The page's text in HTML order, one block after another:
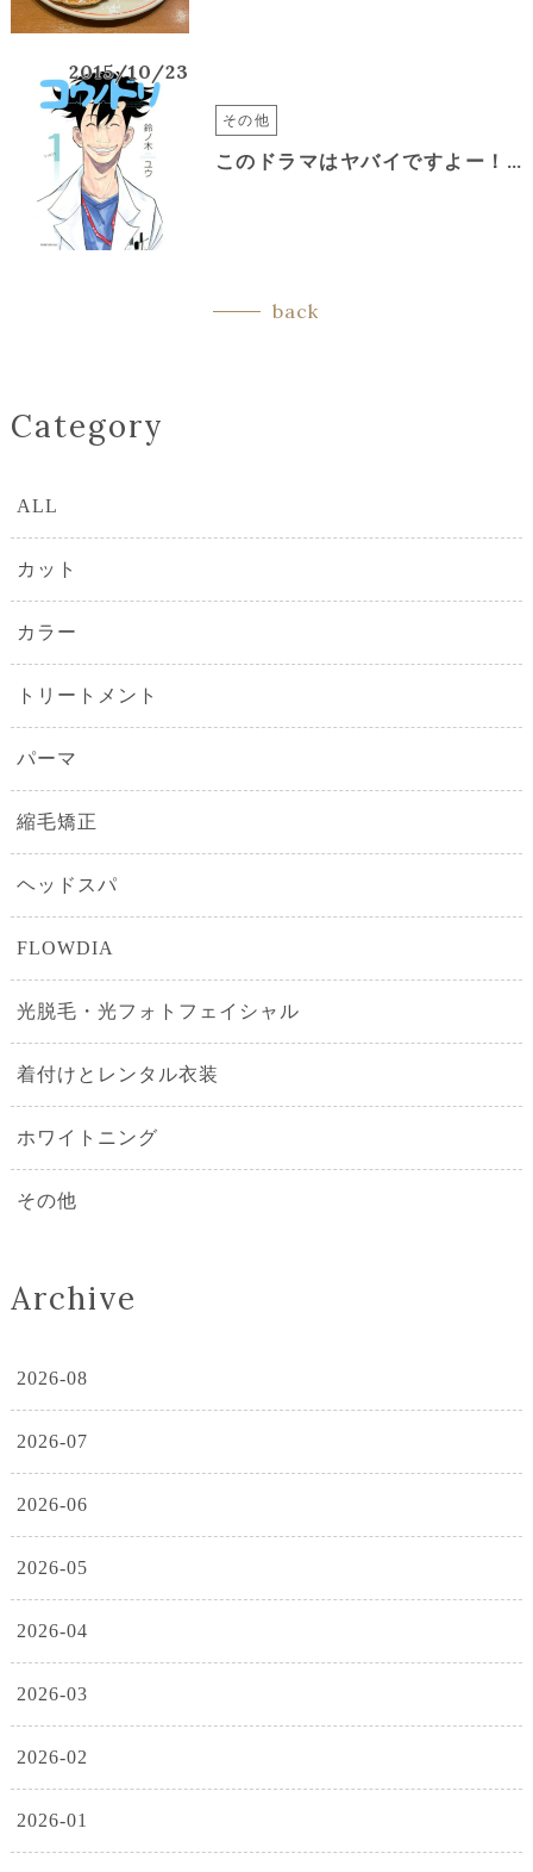
2015/10/23
その他
このドラマはヤバイですよー！！
back
Category
ALL
カット
カラー
トリートメント
パーマ
縮毛矯正
ヘッドスパ
FLOWDIA
光脱毛・光フォトフェイシャル
着付けとレンタル衣装
ホワイトニング
その他
Archive
2026-08
2026-07
2026-06
2026-05
2026-04
2026-03
2026-02
2026-01